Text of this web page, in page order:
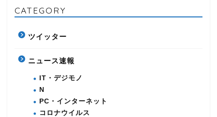
CATEGORY
ツイッター
ニュース速報
IT・デジモノ
N
PC・インターネット
コロナウイルス